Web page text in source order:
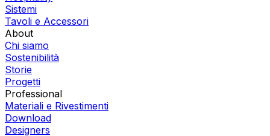
Sistemi
Tavoli e Accessori
About
Chi siamo
Sostenibilità
Storie
Progetti
Professional
Materiali e Rivestimenti
Download
Designers